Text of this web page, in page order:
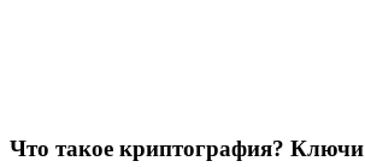
Что такое криптография? Ключи